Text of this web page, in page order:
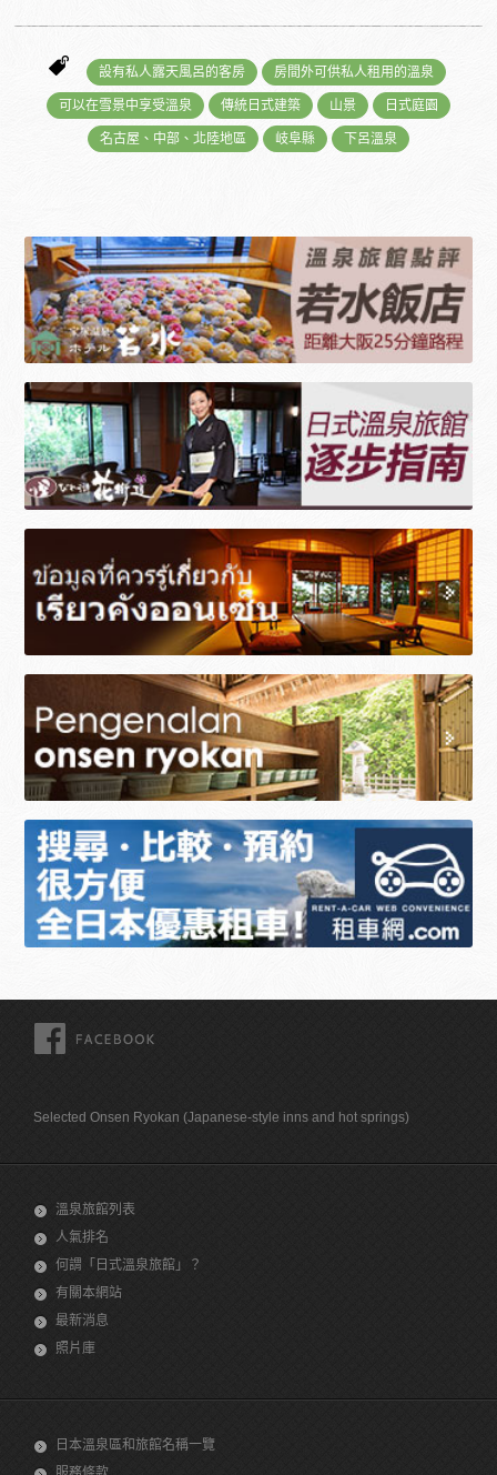
設有私人露天風呂的客房 房間外可供私人租用的溫泉
可以在雪景中享受溫泉 傳統日式建築 山景 日式庭園
名古屋、中部、北陸地區 岐阜縣 下呂溫泉
Selected Onsen Ryokan (Japanese-style inns and hot springs)
溫泉旅館列表
人氣排名
何謂「日式溫泉旅館」？
有關本網站
最新消息
照片庫
日本溫泉區和旅館名稱一覽